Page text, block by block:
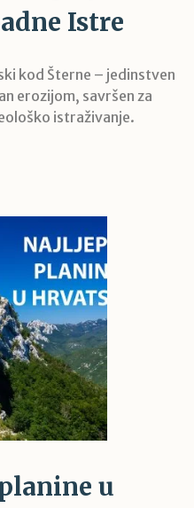
Istre
kod Šterne – jedinstven
erozijom, savršen za
istraživanje.
u